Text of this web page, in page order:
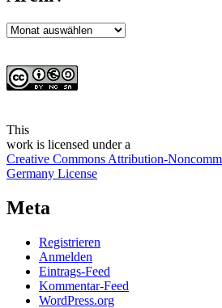
Archiv
This
work is licensed under a
Creative Commons Attribution-
Germany License
Meta
Registrieren
Anmelden
Eintrags-Feed
Kommentar-Feed
WordPress.org